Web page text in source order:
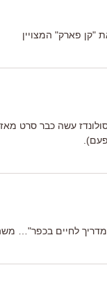
"קן פארק" המצויין
עשה כבר סרט
לחיים בכפר"…